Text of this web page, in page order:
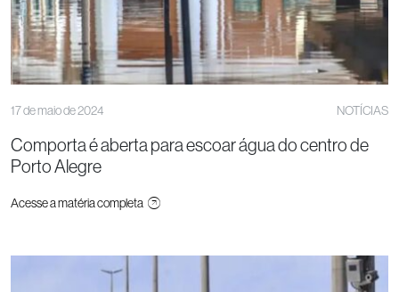
17 de maio de 2024 NOTÍCIAS
Comporta é aberta para escoar água do centro de
Porto Alegre
Acesse a matéria completa